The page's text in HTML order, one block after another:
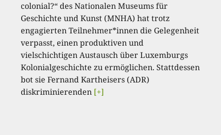
colonial?“ des Nationalen Museums für
Geschichte und Kunst (MNHA) hat trotz
engagierten Teilnehmer*innen die Gelegenheit
verpasst, einen produktiven und
vielschichtigen Austausch über Luxemburgs
Kolonialgeschichte zu ermöglichen. Stattdessen
bot sie Fernand Kartheisers (ADR)
diskriminierenden [+]